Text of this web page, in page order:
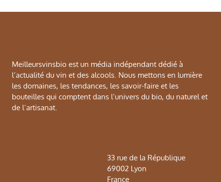
Meilleursvinsbio est un média indépendant dédié à
l’actualité du vin et des alcools. Nous mettons en lumière
les domaines, les tendances, les savoir-faire et les
bouteilles qui comptent dans l’univers du bio, du naturel et
de l’artisanat.
33 rue de la République
69002 Lyon
France